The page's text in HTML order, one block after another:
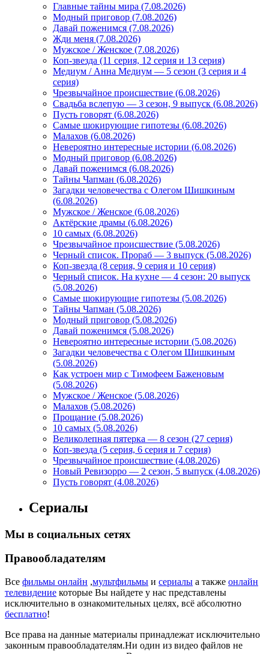
Главные тайны мира (7.08.2026)
Модный приговор (7.08.2026)
Давай поженимся (7.08.2026)
Жди меня (7.08.2026)
Мужское / Женское (7.08.2026)
Коп-звезда (11 серия, 12 серия и 13 серия)
Медиум / Анна Медиум — 5 сезон (3 серия и 4
серия)
Чрезвычайное происшествие (6.08.2026)
Свадьба вслепую — 3 сезон, 9 выпуск (6.08.2026)
Пусть говорят (6.08.2026)
Самые шокирующие гипотезы (6.08.2026)
Малахов (6.08.2026)
Невероятно интересные истории (6.08.2026)
Модный приговор (6.08.2026)
Давай поженимся (6.08.2026)
Тайны Чапман (6.08.2026)
Загадки человечества с Олегом Шишкиным
(6.08.2026)
Мужское / Женское (6.08.2026)
Актёрские драмы (6.08.2026)
10 самых (6.08.2026)
Чрезвычайное происшествие (5.08.2026)
Черный список. Прораб — 3 выпуск (5.08.2026)
Коп-звезда (8 серия, 9 серия и 10 серия)
Черный список. На кухне — 4 сезон: 20 выпуск
(5.08.2026)
Самые шокирующие гипотезы (5.08.2026)
Тайны Чапман (5.08.2026)
Модный приговор (5.08.2026)
Давай поженимся (5.08.2026)
Невероятно интересные истории (5.08.2026)
Загадки человечества с Олегом Шишкиным
(5.08.2026)
Как устроен мир с Тимофеем Баженовым
(5.08.2026)
Мужское / Женское (5.08.2026)
Малахов (5.08.2026)
Прощание (5.08.2026)
10 самых (5.08.2026)
Великолепная пятерка — 8 сезон (27 серия)
Коп-звезда (5 серия, 6 серия и 7 серия)
Чрезвычайное происшествие (4.08.2026)
Новый Ревизорро — 2 сезон, 5 выпуск (4.08.2026)
Пусть говорят (4.08.2026)
Сериалы
Мы в социальных сетях
Правообладателям
Все фильмы онлайн ,мультфильмы и сериалы а также онлайн
телевидение которые Вы найдете у нас представлены
исключительно в ознакомительных целях, всё абсолютно
бесплатно!
Все права на данные материалы принадлежат исключительно
законным правообладателям.Ни один из видео файлов не